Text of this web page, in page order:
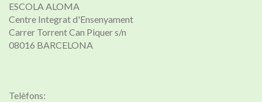
ESCOLA ALOMA
Centre Integrat d'Ensenyament
Carrer Torrent Can Piquer s/n
08016 BARCELONA
Telèfons: